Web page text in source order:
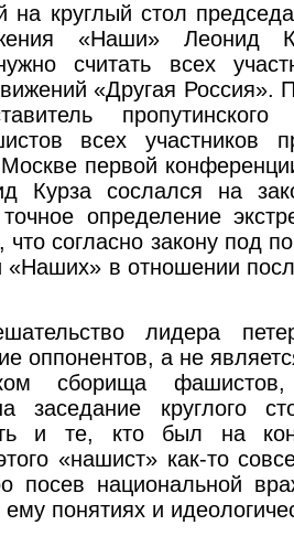
круглый стол
«Наши» Леонид
считать всех
«Другая Россия».
всех участников
первой
Курза сослался на
определение
согласно закону под
«Наших» в отношении
лидера
оппонентов, а не
сборища
заседание круглого
и те, кто был на
«нашист» как-то
посев национальной
понятиях и